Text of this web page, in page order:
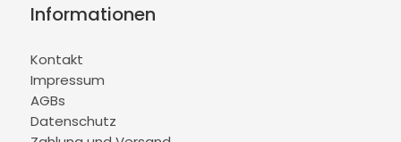
Informationen
Kontakt
Impressum
AGBs
Datenschutz